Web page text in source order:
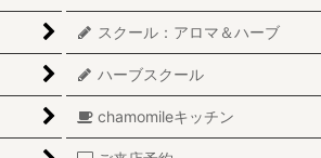
スクール：アロマ＆ハーブ
ハーブスクール
chamomileキッチン